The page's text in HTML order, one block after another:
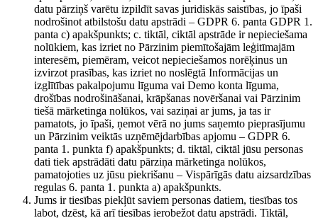
datu pārziņš varētu izpildīt savas juridiskās saistības, jo īpaši
nodrošinot atbilstošu datu apstrādi – GDPR 6. panta GDPR 1.
panta c) apakšpunkts; c. tiktāl, ciktāl apstrāde ir nepieciešama
nolūkiem, kas izriet no Pārzinim piemītošajām leģitīmajām
interesēm, piemēram, veicot nepieciešamos norēķinus un
izvirzot prasības, kas izriet no noslēgtā Informācijas un
izglītības pakalpojumu līguma vai Demo konta līguma,
drošības nodrošināšanai, krāpšanas novēršanai vai Pārzinim
tiešā mārketinga nolūkos, vai saziņai ar jums, ja tas ir
pamatots, jo īpaši, ņemot vērā no jums saņemto pieprasījumu
un Pārzinim veiktās uzņēmējdarbības apjomu – GDPR 6.
panta 1. punkta f) apakšpunkts; d. tiktāl, ciktāl jūsu personas
dati tiek apstrādāti datu pārziņa mārketinga nolūkos,
pamatojoties uz jūsu piekrišanu – Vispārīgās datu aizsardzības
regulas 6. panta 1. punkta a) apakšpunkts.
Jums ir tiesības piekļūt saviem personas datiem, tiesības tos
labot, dzēst, kā arī tiesības ierobežot datu apstrādi. Tiktāl,